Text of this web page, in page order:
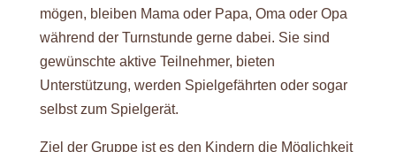
mögen, bleiben Mama oder Papa, Oma oder Opa
während der Turnstunde gerne dabei. Sie sind
gewünschte aktive Teilnehmer, bieten
Unterstützung, werden Spielgefährten oder sogar
selbst zum Spielgerät.
Ziel der Gruppe ist es den Kindern die Möglichkeit